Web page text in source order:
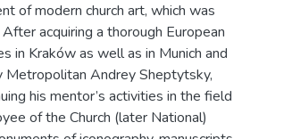
of modern church art, which was
acquiring a thorough European
in Kraków as well as in Munich and
Metropolitan Andrey Sheptytsky,
his mentor’s activities in the field
of the Church (later National)